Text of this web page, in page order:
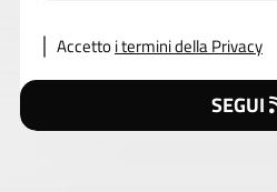
Accettoi termini della Privacy
SEGUI